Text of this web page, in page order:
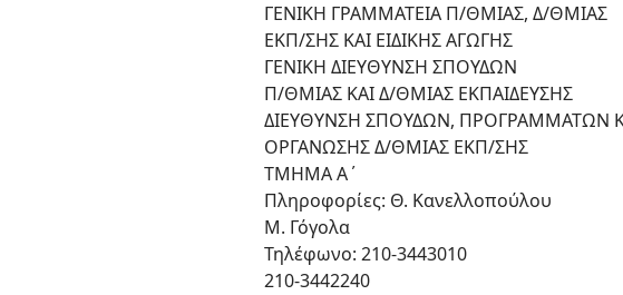
ΓΕΝΙΚΗ ΓΡΑΜΜΑΤΕΙΑ Π/ΘΜΙΑΣ, Δ/ΘΜΙΑΣ
ΕΚΠ/ΣΗΣ ΚΑΙ ΕΙΔΙΚΗΣ ΑΓΩΓΗΣ
ΓΕΝΙΚΗ ΔΙΕΥΘΥΝΣΗ ΣΠΟΥΔΩΝ
Π/ΘΜΙΑΣ ΚΑΙ Δ/ΘΜΙΑΣ ΕΚΠΑΙΔΕΥΣΗΣ
ΔΙΕΥΘΥΝΣΗ ΣΠΟΥΔΩΝ, ΠΡΟΓΡΑΜΜΑΤΩΝ
ΟΡΓΑΝΩΣΗΣ Δ/ΘΜΙΑΣ ΕΚΠ/ΣΗΣ
ΤΜΗΜΑ Α΄
Πληροφορίες: Θ. Κανελλοπούλου
Μ. Γόγολα
Τηλέφωνο: 210-3443010
210-3442240